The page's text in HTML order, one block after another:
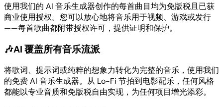
使用我们的 AI 音乐生成器创作的每首曲目均为免版税且已获
商业使用授权。您可以放心地将音乐用于视频、游戏或发行
——每首歌曲都附带授权许可，提供证明和保护。
🎶AI 覆盖所有音乐流派
将歌词、提示词或纯粹的想象力转化为完整的音乐，使用我们
的免费 AI 音乐生成器。从 Lo-Fi 节拍到电影配乐，任何风格
都能以专业音质和免版税自由实现，为任何项目增光添彩。